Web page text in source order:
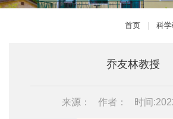
首页 科
乔友林教授
来源： 作者： 时间